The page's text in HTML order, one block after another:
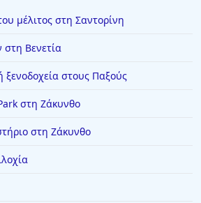
μέλιτος στη Σαντορίνη
στη Βενετία
ξενοδοχεία στους Παξούς
στη Ζάκυνθο
στη Ζάκυνθο